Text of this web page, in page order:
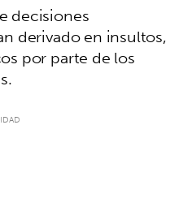
decisiones
derivado en insultos,
por parte de los